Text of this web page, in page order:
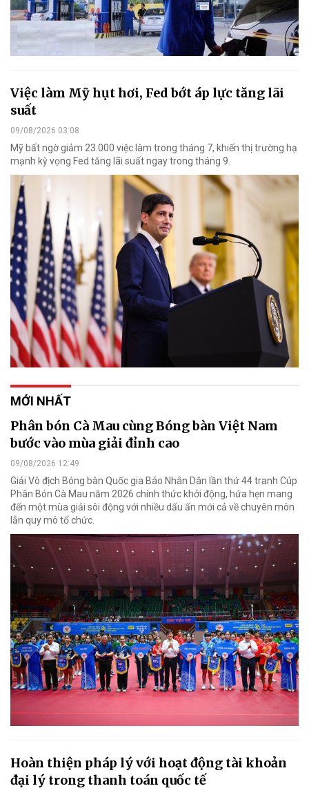
Việc làm Mỹ hụt hơi, Fed bớt áp lực tăng lãi
suất
09/08/2026 03:08
Mỹ bất ngờ giảm 23.000 việc làm trong tháng 7, khiến thị trường hạ
mạnh kỳ vọng Fed tăng lãi suất ngay trong tháng 9.
MỚI NHẤT
Phân bón Cà Mau cùng Bóng bàn Việt Nam
bước vào mùa giải đỉnh cao
09/08/2026 12:49
Giải Vô địch Bóng bàn Quốc gia Báo Nhân Dân lần thứ 44 tranh Cúp
Phân Bón Cà Mau năm 2026 chính thức khởi động, hứa hẹn mang
đến một mùa giải sôi động với nhiều dấu ấn mới cả về chuyên môn
lẫn quy mô tổ chức.
Hoàn thiện pháp lý với hoạt động tài khoản
đại lý trong thanh toán quốc tế